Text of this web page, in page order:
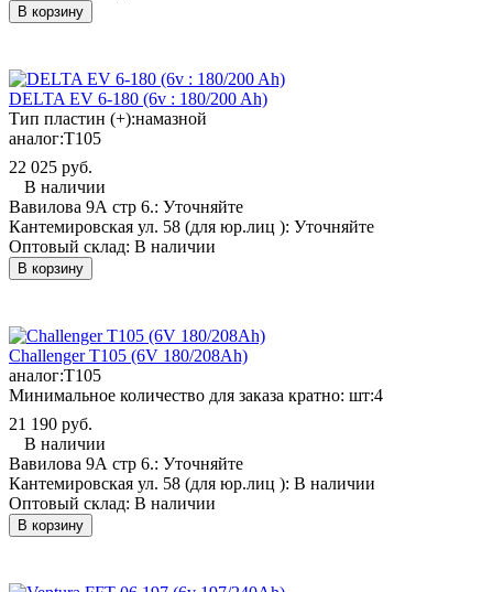
В корзину
DELTA EV 6-180 (6v : 180/200 Ah)
Тип пластин (+):намазной
аналог:T105
22 025 руб.
В наличии
Вавилова 9А стр 6.: Уточняйте
Кантемировская ул. 58 (для юр.лиц ): Уточняйте
Оптовый склад: В наличии
В корзину
Challenger T105 (6V 180/208Ah)
аналог:T105
Минимальное количество для заказа кратно: шт:4
21 190 руб.
В наличии
Вавилова 9А стр 6.: Уточняйте
Кантемировская ул. 58 (для юр.лиц ): В наличии
Оптовый склад: В наличии
В корзину